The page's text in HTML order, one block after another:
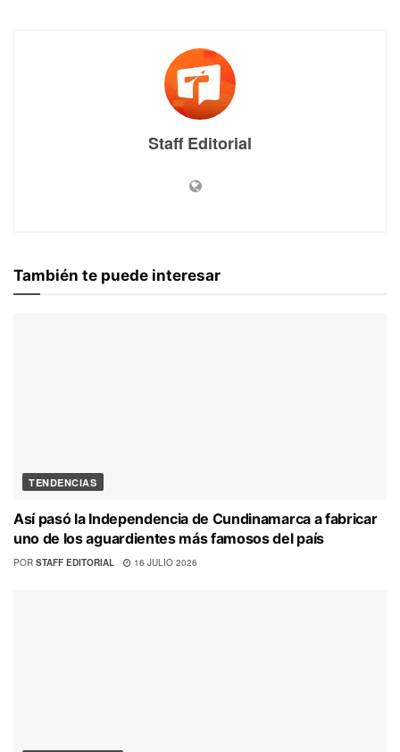
Staff Editorial
También te puede interesar
TENDENCIAS
Así pasó la Independencia de Cundinamarca a fabricar
uno de los aguardientes más famosos del país
POR STAFF EDITORIAL 16 JULIO 2026